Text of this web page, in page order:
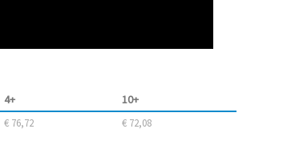
4+ 10+
€ 76,72 € 72,08